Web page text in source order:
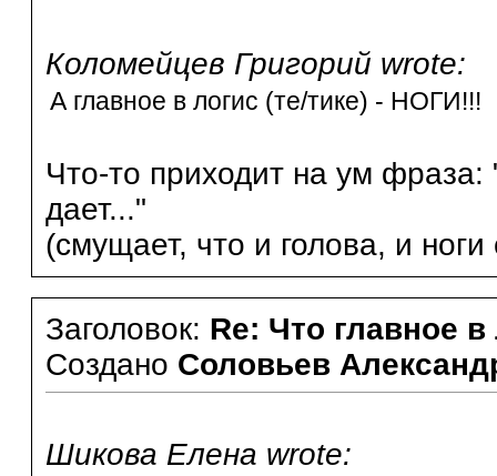
Коломейцев Григорий wrote:
А главное в логис (те/тике) - НОГИ!!!
Что-то приходит на ум фраза:
дает..."
(смущает, что и голова, и
Заголовок: Re: Что главное в
Создано Соловьев
Шикова Елена wrote: